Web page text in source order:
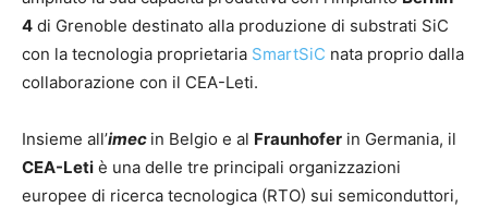
4 di Grenoble destinato alla produzione di substrati SiC
con la tecnologia proprietaria SmartSiC nata proprio dalla
collaborazione con il CEA-Leti.
Insieme all’imec in Belgio e al Fraunhofer in Germania, il
CEA-Leti è una delle tre principali organizzazioni
europee di ricerca tecnologica (RTO) sui semiconduttori,